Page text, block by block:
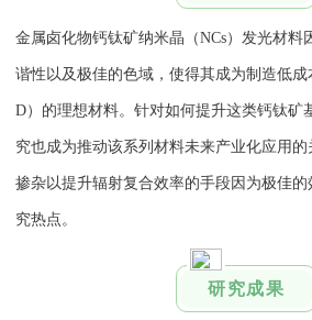
金属卤化物钙钛矿纳米晶（NCs）发光材料
谐性以及极佳的色域，使得其成为制造低
D）的理想材料。针对如何提升这类钙钛矿
究也成为推动该系列材料未来产业化应用
掺杂以提升辐射复合效率的手段因为极佳
究热点。
研究成果